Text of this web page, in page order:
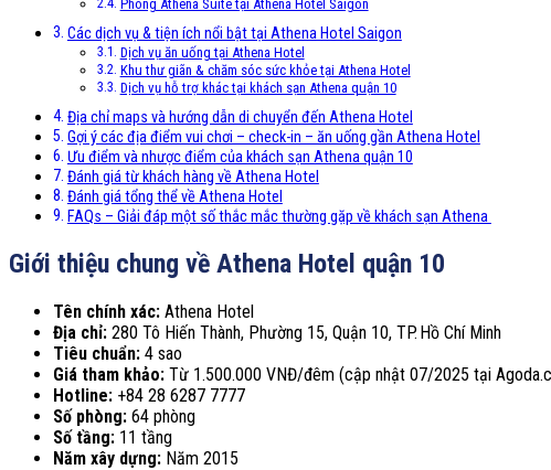
Phòng Athena Suite tại Athena Hotel Saigon
Các dịch vụ & tiện ích nổi bật tại Athena Hotel Saigon
Dịch vụ ăn uống tại Athena Hotel
Khu thư giãn & chăm sóc sức khỏe tại Athena Hotel
Dịch vụ hỗ trợ khác tại khách sạn Athena quận 10
Địa chỉ maps và hướng dẫn di chuyển đến Athena Hotel
Gợi ý các địa điểm vui chơi – check-in – ăn uống gần Athena Hotel
Ưu điểm và nhược điểm của khách sạn Athena quận 10
Đánh giá từ khách hàng về Athena Hotel
Đánh giá tổng thể về Athena Hotel
FAQs – Giải đáp một số thắc mắc thường gặp về khách sạn Athena
Giới thiệu chung về Athena Hotel quận 10
Tên chính xác: Athena Hotel
Địa chỉ: 280 Tô Hiến Thành, Phường 15, Quận 10, TP. Hồ Chí Minh
Tiêu chuẩn: 4 sao
Giá tham khảo: Từ 1.500.000 VNĐ/đêm (cập nhật 07/2025 tại
Hotline: +84 28 6287 7777
Số phòng: 64 phòng
Số tầng: 11 tầng
Năm xây dựng: Năm 2015